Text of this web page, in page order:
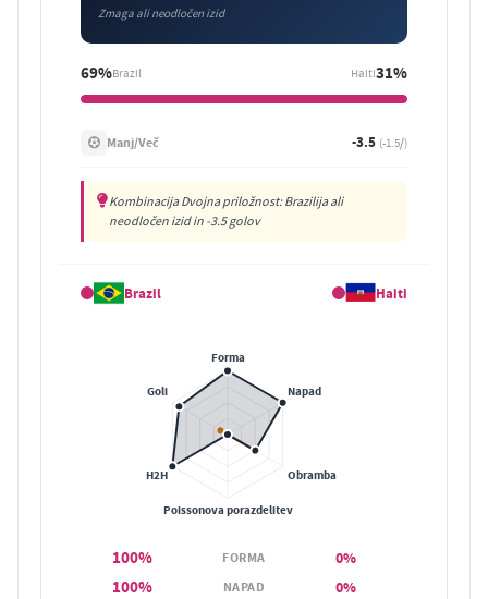
Zmaga ali neodločen izid
69%Brazil Haiti31%
Manj/Več -3.5 (-1.5/)
Kombinacija Dvojna priložnost: Brazilija ali
neodločen izid in -3.5 golov
Brazil Haiti
100% FORMA 0%
100% NAPAD
0%